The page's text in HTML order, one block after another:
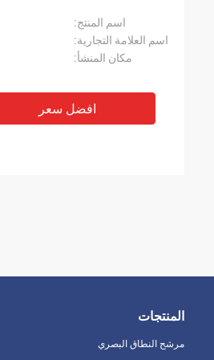
اسم المنتج:
اسم العلامة التجارية:
مكان المنشأ:
افضل سعر
المنتجات
مرشح النطاق البصري